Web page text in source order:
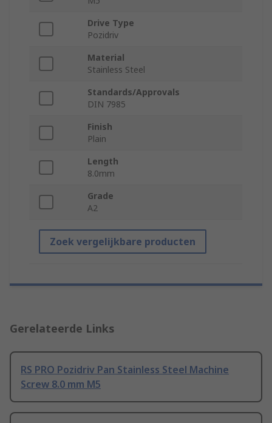
Drive Type
Pozidriv
Material
Stainless Steel
Standards/Approvals
DIN 7985
Finish
Plain
Length
8.0mm
Grade
A2
Zoek vergelijkbare producten
Gerelateerde Links
RS PRO Pozidriv Pan Stainless Steel Machine
Screw 8.0 mm M5